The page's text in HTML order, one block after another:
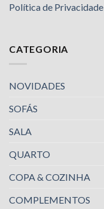
Política de Privacidade
CATEGORIA
NOVIDADES
SOFÁS
SALA
QUARTO
COPA & COZINHA
COMPLEMENTOS